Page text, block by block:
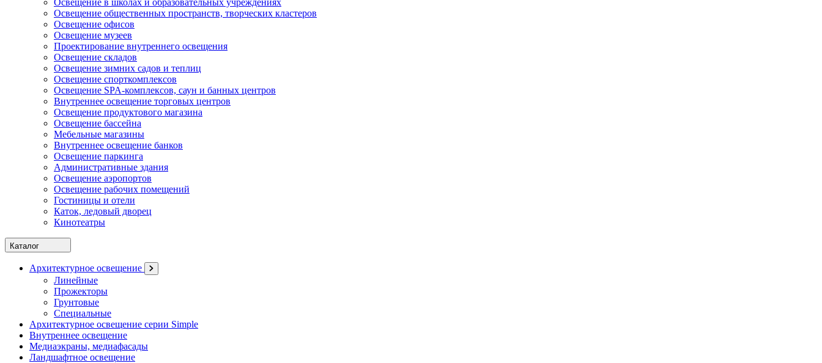
Освещение в школах и образовательных учреждениях
Освещение общественных пространств, творческих кластеров
Освещение офисов
Освещение музеев
Проектирование внутреннего освещения
Освещение складов
Освещение зимних садов и теплиц
Освещение спорткомплексов
Освещение SPA-комплексов, саун и банных центров
Внутреннее освещение торговых центров
Освещение продуктового магазина
Освещение бассейна
Мебельные магазины
Внутреннее освещение банков
Освещение паркинга
Административные здания
Освещение аэропортов
Освещение рабочих помещений
Гостиницы и отели
Каток, ледовый дворец
Кинотеатры
Каталог
Архитектурное освещение
Линейные
Прожекторы
Грунтовые
Специальные
Архитектурное освещение серии Simple
Внутреннее освещение
Медиаэкраны, медиафасады
Ландшафтное освещение